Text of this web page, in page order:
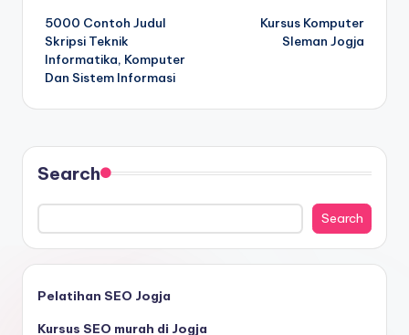
5000 Contoh Judul
Skripsi Teknik
Informatika, Komputer
Dan Sistem Informasi
Kursus Komputer
Sleman Jogja
Search
Search
Pelatihan SEO Jogja
Kursus SEO murah di Jogja